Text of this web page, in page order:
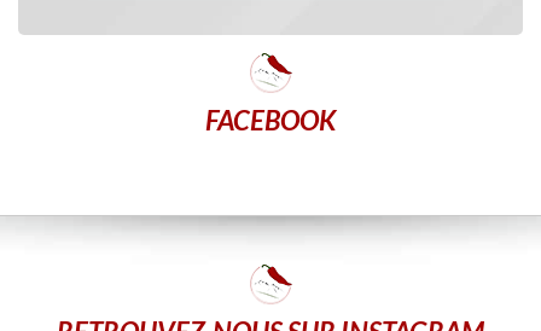
FACEBOOK